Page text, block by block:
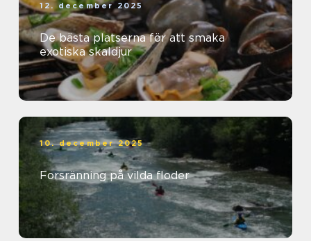
12. december 2025
De bästa platserna för att smaka
exotiska skaldjur
10. december 2025
Forsränning på vilda floder